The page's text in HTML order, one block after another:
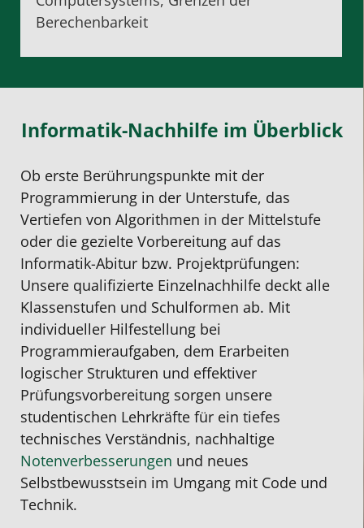
Berechenbarkeit
Informatik-Nachhilfe im Überblick
Ob erste Berührungspunkte mit der
Programmierung in der Unterstufe, das
Vertiefen von Algorithmen in der Mittelstufe
oder die gezielte Vorbereitung auf das
Informatik-Abitur bzw. Projektprüfungen:
Unsere qualifizierte Einzelnachhilfe deckt alle
Klassenstufen und Schulformen ab. Mit
individueller Hilfestellung bei
Programmieraufgaben, dem Erarbeiten
logischer Strukturen und effektiver
Prüfungsvorbereitung sorgen unsere
studentischen Lehrkräfte für ein tiefes
technisches Verständnis, nachhaltige
Notenverbesserungen und neues
Selbstbewusstsein im Umgang mit Code und
Technik.